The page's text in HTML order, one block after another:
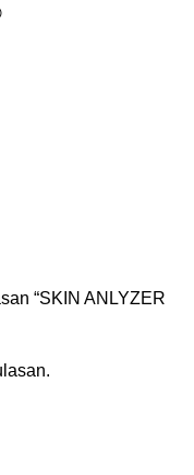
“SKIN ANLYZER